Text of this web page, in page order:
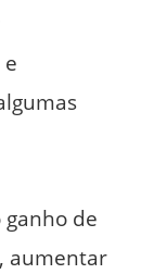
de
aumentar